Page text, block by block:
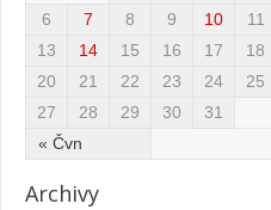
« Čvn
6
7 8 9 10 11
13
14 15 16 17 18
20
21 22 23 24 25
27
28 29 30 31
Archivy